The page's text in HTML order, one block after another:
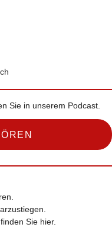
Sie in unserem Podcast.
.
.
Sie hier.